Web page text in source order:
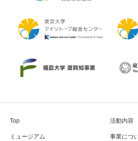
Top 活動内容
ミュージアム 事業につ